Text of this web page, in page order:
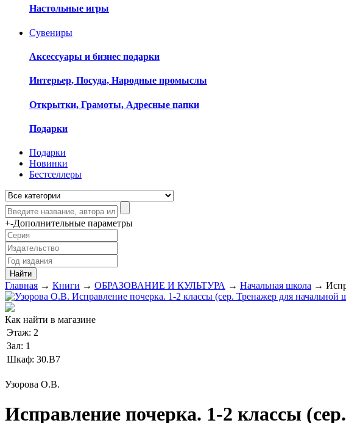
Настольные игры
Сувениры
Аксессуары и бизнес подарки
Интерьер, Посуда, Народные промыслы
Открытки, Грамоты, Адресные папки
Подарки
Подарки
Новинки
Бестселлеры
+-Дополнительные параметры
Главная → Книги → ОБРАЗОВАНИЕ И КУЛЬТУРА → Начальная школа →
Как найти в магазине
Этаж: 2
Зал: 1
Шкаф: 30.В7
Узорова О.В.
Исправление почерка. 1-2 классы